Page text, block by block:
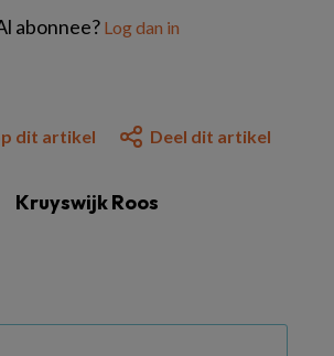
abonnee? Log dan in
dit artikel Deel dit artikel
Kruyswijk Roos